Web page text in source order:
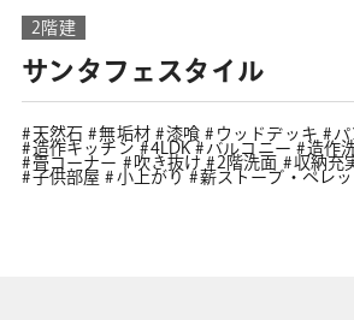
2階建
サンタフェスタイル
天然石 無垢材 漆喰 ウッドデッキ
パ
造作キッチン
4LDK バルコニー
造作
畳コーナー
吹き抜け 2階洗面 収納充
子供部屋
小上がり 薪ストーブ・ペレ